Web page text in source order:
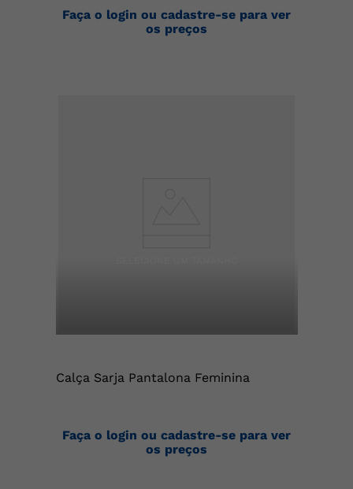
Faça o login ou cadastre-se para ver
os preços
Calça Sarja Pantalona Feminina
Faça o login ou cadastre-se para ver
os preços